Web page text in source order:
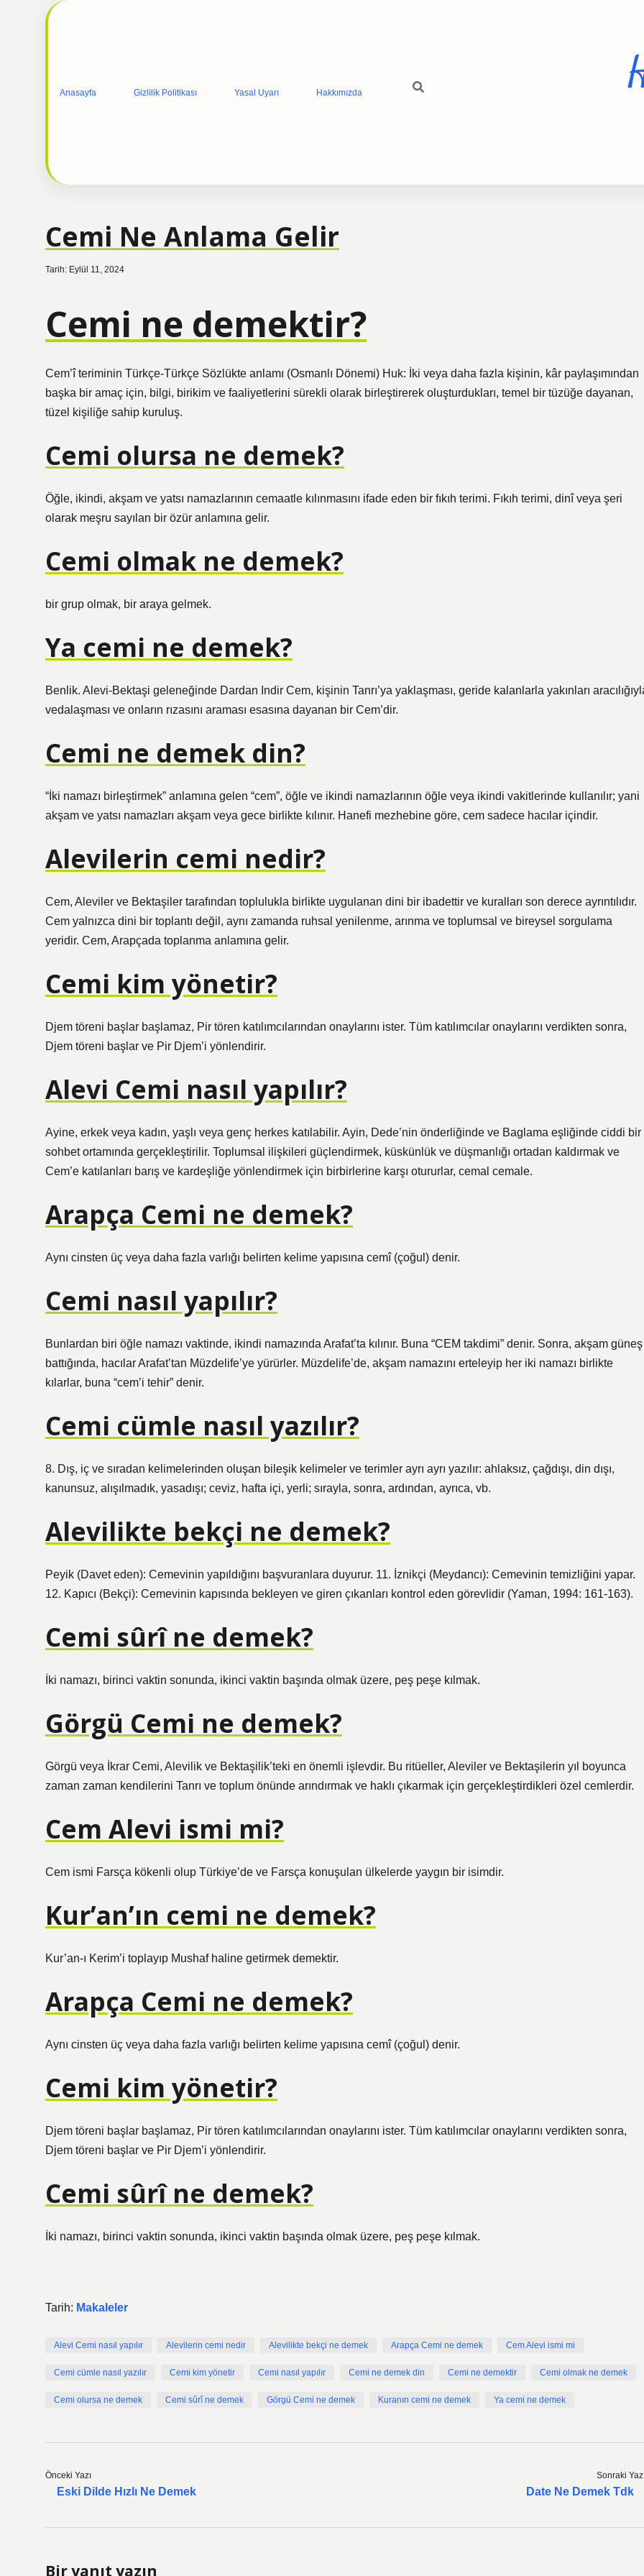
Anasayfa Gizlilik Politikası Yasal Uyarı Hakkımızda
Cemi Ne Anlama Gelir
Tarih: Eylül 11, 2024
Cemi ne demektir?
Cem’î teriminin Türkçe-Türkçe Sözlükte anlamı (Osmanlı Dönemi) Huk: İki veya daha fazla kişinin, kâr paylaşımından
başka bir amaç için, bilgi, birikim ve faaliyetlerini sürekli olarak birleştirerek oluşturdukları, temel bir tüzüğe dayanan,
tüzel kişiliğe sahip kuruluş.
Cemi olursa ne demek?
Öğle, ikindi, akşam ve yatsı namazlarının cemaatle kılınmasını ifade eden bir fıkıh terimi. Fıkıh terimi, dinî veya şeri
olarak meşru sayılan bir özür anlamına gelir.
Cemi olmak ne demek?
bir grup olmak, bir araya gelmek.
Ya cemi ne demek?
Benlik. Alevi-Bektaşi geleneğinde Dardan Indir Cem, kişinin Tanrı’ya yaklaşması, geride kalanlarla yakınları
vedalaşması ve onların rızasını araması esasına dayanan bir Cem’dir.
Cemi ne demek din?
“İki namazı birleştirmek” anlamına gelen “cem”, öğle ve ikindi namazlarının öğle veya ikindi vakitlerinde kullanılır; yani
akşam ve yatsı namazları akşam veya gece birlikte kılınır. Hanefi mezhebine göre, cem sadece hacılar içindir.
Alevilerin cemi nedir?
Cem, Aleviler ve Bektaşiler tarafından toplulukla birlikte uygulanan dini bir ibadettir ve kuralları son derece ayrıntılıdır.
Cem yalnızca dini bir toplantı değil, aynı zamanda ruhsal yenilenme, arınma ve toplumsal ve bireysel sorgulama
yeridir. Cem, Arapçada toplanma anlamına gelir.
Cemi kim yönetir?
Djem töreni başlar başlamaz, Pir tören katılımcılarından onaylarını ister. Tüm katılımcılar onaylarını verdikten sonra,
Djem töreni başlar ve Pir Djem’i yönlendirir.
Alevi Cemi nasıl yapılır?
Ayine, erkek veya kadın, yaşlı veya genç herkes katılabilir. Ayin, Dede’nin önderliğinde ve Baglama eşliğinde ciddi bir
sohbet ortamında gerçekleştirilir. Toplumsal ilişkileri güçlendirmek, küskünlük ve düşmanlığı ortadan kaldırmak ve
Cem’e katılanları barış ve kardeşliğe yönlendirmek için birbirlerine karşı otururlar, cemal cemale.
Arapça Cemi ne demek?
Aynı cinsten üç veya daha fazla varlığı belirten kelime yapısına cemî (çoğul) denir.
Cemi nasıl yapılır?
Bunlardan biri öğle namazı vaktinde, ikindi namazında Arafat’ta kılınır. Buna “CEM takdimi” denir. Sonra, akşam güneş
battığında, hacılar Arafat’tan Müzdelife’ye yürürler. Müzdelife’de, akşam namazını erteleyip her iki namazı birlikte
kılarlar, buna “cem’i tehir” denir.
Cemi cümle nasıl yazılır?
8. Dış, iç ve sıradan kelimelerinden oluşan bileşik kelimeler ve terimler ayrı ayrı yazılır: ahlaksız, çağdışı, din dışı,
kanunsuz, alışılmadık, yasadışı; ceviz, hafta içi, yerli; sırayla, sonra, ardından, ayrıca, vb.
Alevilikte bekçi ne demek?
Peyik (Davet eden): Cemevinin yapıldığını başvuranlara duyurur. 11. İznikçi (Meydancı): Cemevinin temizliğini yapar.
12. Kapıcı (Bekçi): Cemevinin kapısında bekleyen ve giren çıkanları kontrol eden görevlidir (Yaman, 1994: 161-163).
Cemi sûrî ne demek?
İki namazı, birinci vaktin sonunda, ikinci vaktin başında olmak üzere, peş peşe kılmak.
Görgü Cemi ne demek?
Görgü veya İkrar Cemi, Alevilik ve Bektaşilik’teki en önemli işlevdir. Bu ritüeller, Aleviler ve Bektaşilerin yıl boyunca
zaman zaman kendilerini Tanrı ve toplum önünde arındırmak ve haklı çıkarmak için gerçekleştirdikleri özel cemlerdir.
Cem Alevi ismi mi?
Cem ismi Farsça kökenli olup Türkiye’de ve Farsça konuşulan ülkelerde yaygın bir isimdir.
Kur’an’ın cemi ne demek?
Kur’an-ı Kerim’i toplayıp Mushaf haline getirmek demektir.
Arapça Cemi ne demek?
Aynı cinsten üç veya daha fazla varlığı belirten kelime yapısına cemî (çoğul) denir.
Cemi kim yönetir?
Djem töreni başlar başlamaz, Pir tören katılımcılarından onaylarını ister. Tüm katılımcılar onaylarını verdikten sonra,
Djem töreni başlar ve Pir Djem’i yönlendirir.
Cemi sûrî ne demek?
İki namazı, birinci vaktin sonunda, ikinci vaktin başında olmak üzere, peş peşe kılmak.
Tarih: Makaleler
Alevi Cemi nasıl yapılır Alevilerin cemi nedir Alevilikte bekçi ne demek Arapça Cemi ne demek Cem Alevi ismi mi
Cemi cümle nasıl yazılır Cemi kim yönetir Cemi nasıl yapılır Cemi ne demek din Cemi ne demektir Cemi olmak ne demek
Cemi olursa ne demek Cemi sûrî ne demek Görgü Cemi ne demek Kuranın cemi ne demek Ya cemi ne demek
Önceki Yazı
Eski Dilde Hızlı Ne Demek
Sonraki
Date Ne Demek Tdk
Bir yanıt yazın